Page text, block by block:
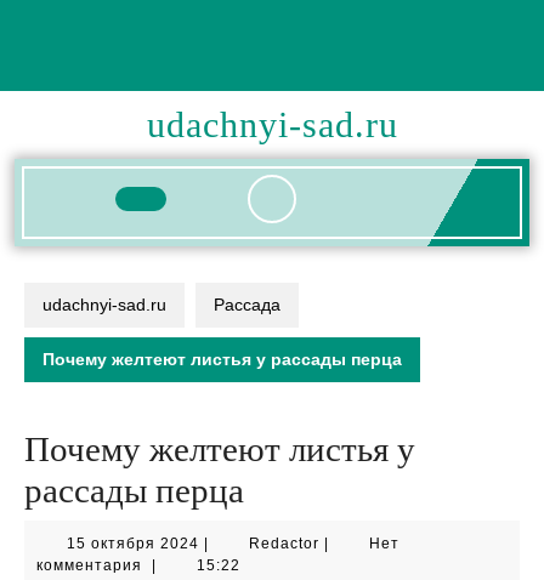
udachnyi-sad.ru
Кнопка
udachnyi-sad.ru Рассада
Почему желтеют листья у рассады перца
Почему желтеют листья у
рассады перца
15 октября 2024 15
октября
RedactorRedactor
Нет
комментария
15:22